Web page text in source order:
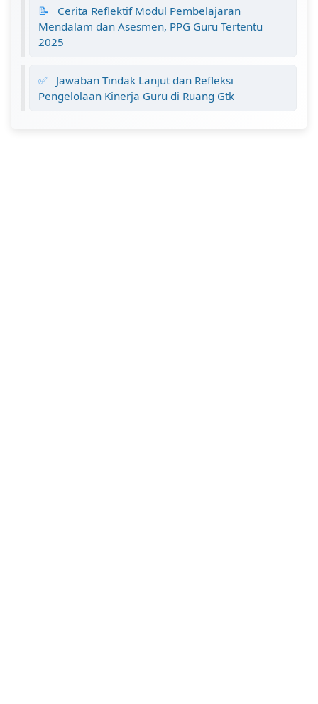
📝
Cerita Reflektif Modul Pembelajaran
Mendalam dan Asesmen, PPG Guru Tertentu
2025
✅
Jawaban Tindak Lanjut dan Refleksi
Pengelolaan Kinerja Guru di Ruang Gtk